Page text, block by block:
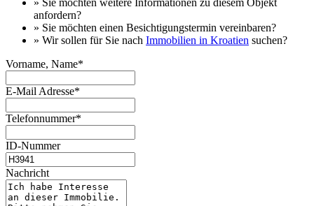
» Sie möchten weitere Informationen zu diesem Objekt
anfordern?
» Sie möchten einen Besichtigungstermin vereinbaren?
» Wir sollen für Sie nach Immobilien in Kroatien suchen?
Vorname, Name*
E-Mail Adresse*
Telefonnummer*
ID-Nummer
Nachricht